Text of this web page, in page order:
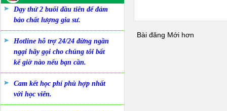
Bài đăng Mới hơn
Dạy thử 2 buổi đầu tiên để đảm
bảo chất lượng gia sư.
Hotline hỗ trợ 24/24 đừng ngần
ngại hãy gọi cho chúng tôi bất
kể giờ nào nếu bạn cần.
Cam kết học phí phù hợp nhất
với học viên.